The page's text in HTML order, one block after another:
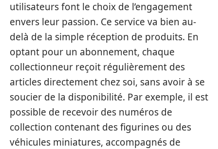
utilisateurs font le choix de l’engagement
envers leur passion. Ce service va bien au-
delà de la simple réception de produits. En
optant pour un abonnement, chaque
collectionneur reçoit régulièrement des
articles directement chez soi, sans avoir à se
soucier de la disponibilité. Par exemple, il est
possible de recevoir des numéros de
collection contenant des figurines ou des
véhicules miniatures, accompagnés de